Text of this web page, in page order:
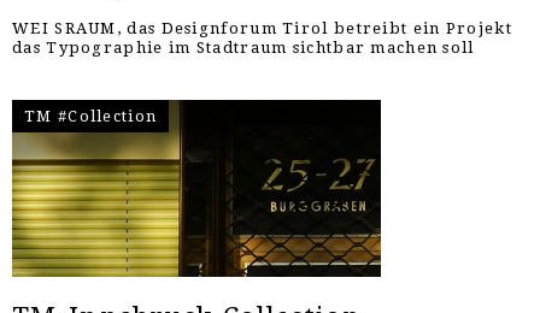
WEI SRAUM, das Designforum Tirol betreibt ein Projekt
das Typographie im Stadtraum sichtbar machen soll
TM #Collection